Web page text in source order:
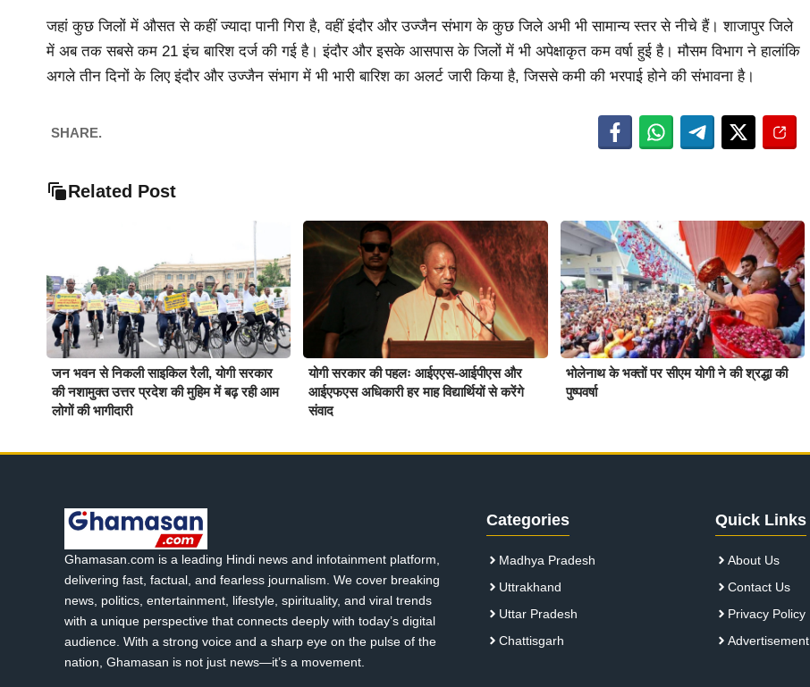
जहां कुछ जिलों में औसत से कहीं ज्यादा पानी गिरा है, वहीं इंदौर और उज्जैन संभाग के कुछ जिले अभी भी सामान्य स्तर से नीचे हैं। शाजापुर जिले
में अब तक सबसे कम 21 इंच बारिश दर्ज की गई है। इंदौर और इसके आसपास के जिलों में भी अपेक्षाकृत कम वर्षा हुई है। मौसम विभाग ने हालांकि
अगले तीन दिनों के लिए इंदौर और उज्जैन संभाग में भी भारी बारिश का अलर्ट जारी किया है, जिससे कमी की भरपाई होने की संभावना है।
SHARE.
Related Post
जन भवन से निकली साइकिल रैली, योगी सरकार
की नशामुक्त उत्तर प्रदेश की मुहिम में बढ़ रही आम
लोगों की भागीदारी
योगी सरकार की पहलः आईएएस-आईपीएस और
आईएफएस अधिकारी हर माह विद्यार्थियों से करेंगे
संवाद
भोलेनाथ के भक्तों पर सीएम योगी ने की श्रद्धा की
पुष्पवर्षा
Ghamasan.com is a leading Hindi news and infotainment platform,
delivering fast, factual, and fearless journalism. We cover breaking
news, politics, entertainment, lifestyle, spirituality, and viral trends
with a unique perspective that connects deeply with today’s digital
audience. With a strong voice and a sharp eye on the pulse of the
nation, Ghamasan is not just news—it’s a movement.
Categories
Madhya Pradesh
Uttrakhand
Uttar Pradesh
Chattisgarh
Quick Links
About Us
Contact Us
Privacy Policy
Advertisement